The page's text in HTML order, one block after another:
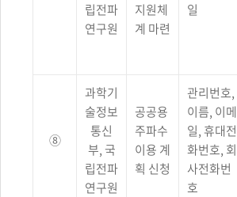
립전파
연구원
지원체
계 마련
일
⑧
과학기
술정보
통신
부, 국
립전파
연구원
공공용
주파수
이용 계
획 신청
관리번호,
이름, 이메
일, 휴대전
화번호, 회
사전화번
호